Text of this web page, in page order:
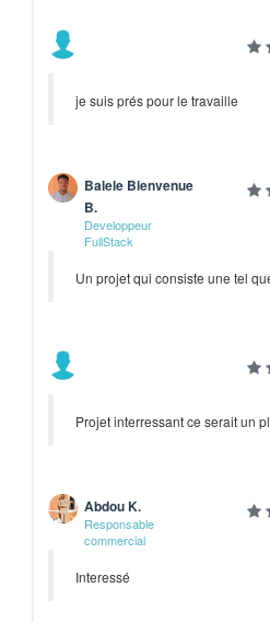
je suis prés pour le travaille
Balele Bienvenue
B.
Developpeur
FullStack
Un projet qui consiste une tel
Projet interressant ce serait un
Abdou K.
Responsable
commercial
Interessé